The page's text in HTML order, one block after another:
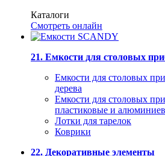
Каталоги
Смотреть онлайн
21. Емкости для столовых
Емкости для столовых
дерева
Емкости для столовых
пластиковые и
Лотки для тарелок
Коврики
22. Декоративные элементы